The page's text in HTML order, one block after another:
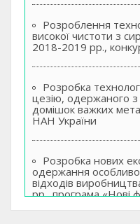
Розроблення
високої чистоти з
2018-2019 рр.,
Розробка
цезію, одержаного з
домішок важких
НАН України
Розробка нових
одержання
відходів
рр., програма «Нові